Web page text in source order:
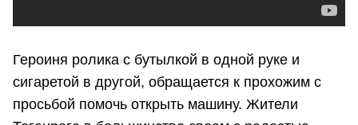
Героиня ролика с бутылкой в одной руке и
сигаретой в другой, обращается к прохожим с
просьбой помочь открыть машину. Жители